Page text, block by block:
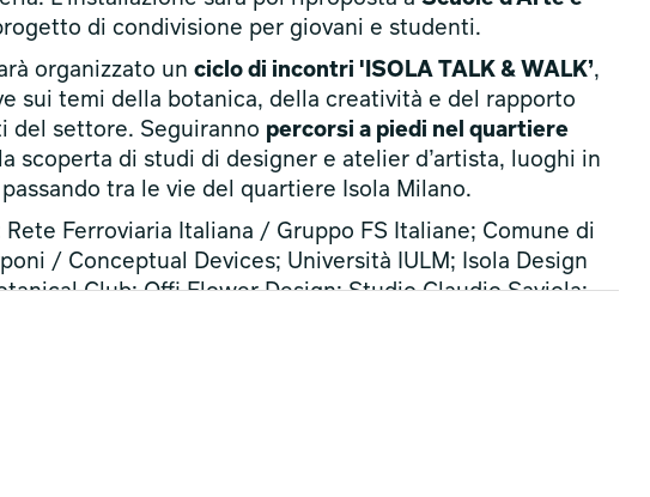
di condivisione per giovani e studenti.
organizzato un ciclo di incontri 'ISOLA TALK & WALK’,
sui temi della botanica, della creatività e del rapporto
del settore. Seguiranno percorsi a piedi nel quartiere
scoperta di studi di designer e atelier d’artista, luoghi in
tra le vie del quartiere Isola Milano.
Rete Ferroviaria Italiana / Gruppo FS Italiane; Comune di
/ Conceptual Devices; Università IULM; Isola Design
Club; Offi Flower Design; Studio Claudio Saviola;